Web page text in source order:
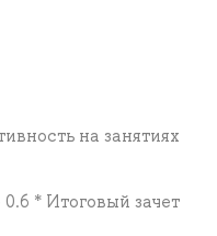
на занятиях
* Итоговый зачет